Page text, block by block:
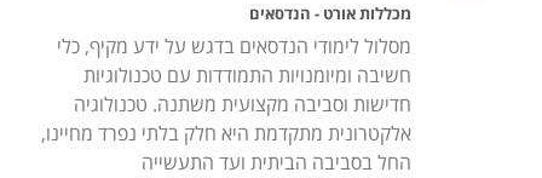
למי מיועדים הלימודים
בין שלמדתם אלקטרוניקה במגמה ייעודית בתיכון מקצועי,
בין שאין לכם כל רקע קודם בתחום, ובין שאתם עוסקים
בצורה זו או אחרת בתחום, לימודים אלה מעניקים לכם את
כל הידע והכלים איתם תוכלו לא רק להבין מערכות אלא גם
מכללות אורט - הנדסאים
מסלול לימודי הנדסאים בדגש על ידע מקיף, כלי
חשיבה ומיומנויות התמודדות עם טכנולוגיות
חדישות וסביבה מקצועית משתנה. טכנולוגיה
אלקטרונית מתקדמת היא חלק בלתי נפרד מחיינו,
החל בסביבה הביתית ועד התעשייה